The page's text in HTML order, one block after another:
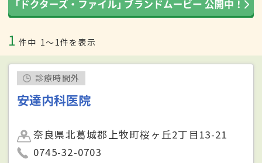
1 件中 1〜1件を表示
診療時間外
安達内科医院
奈良県北葛城郡上牧町桜ヶ丘2丁目13-21
0745-32-0703